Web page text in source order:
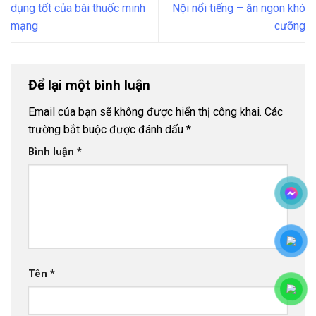
dụng tốt của bài thuốc minh
mạng
Nội nổi tiếng – ăn ngon khó
cưỡng
Để lại một bình luận
Email của bạn sẽ không được hiển thị công khai. Các
trường bắt buộc được đánh dấu *
Bình luận *
Tên *